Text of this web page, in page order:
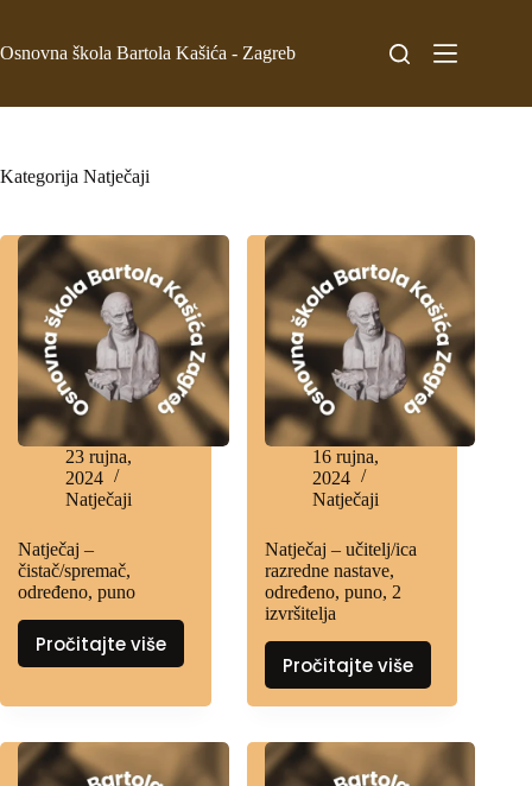
Osnovna škola Bartola Kašića - Zagreb
Kategorija Natječaji
23 rujna,
2024
Natječaji
Natječaj –
čistač/spremač,
određeno, puno
Pročitajte više
16 rujna,
2024
Natječaji
Natječaj – učitelj/ica
razredne nastave,
određeno, puno, 2
izvršitelja
Pročitajte više